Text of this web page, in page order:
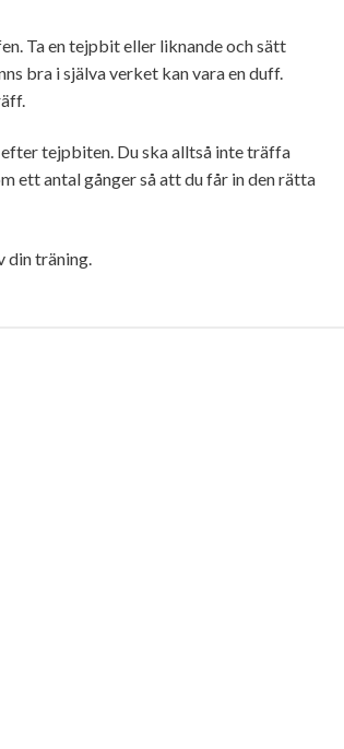
Ta en tejpbit eller liknande och sätt
bra i själva verket kan vara en duff.
tejpbiten. Du ska alltså inte träffa
ett antal gånger så att du får in den rätta
din träning.